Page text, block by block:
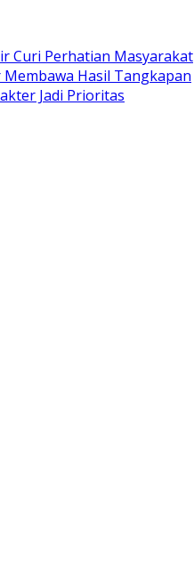
Curi Perhatian Masyarakat
Hasil Tangkapan
Jadi Prioritas